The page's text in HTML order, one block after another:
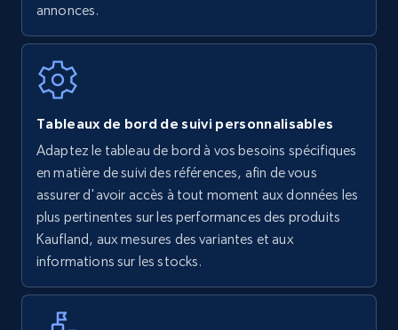
Walmart - products
URL, Final price, Sku, Currency, Gtin,
Specifications, Image urls, Top reviews, and
more.
5.6K+
Walmart - products - Find new products by
annonces.
Tableaux de bord de suivi personnalisables
Adaptez le tableau de bord à vos besoins spécifiques
en matière de suivi des références, afin de vous
assurer d'avoir accès à tout moment aux données les
plus pertinentes sur les performances des produits
Kaufland, aux mesures des variantes et aux
informations sur les stocks.